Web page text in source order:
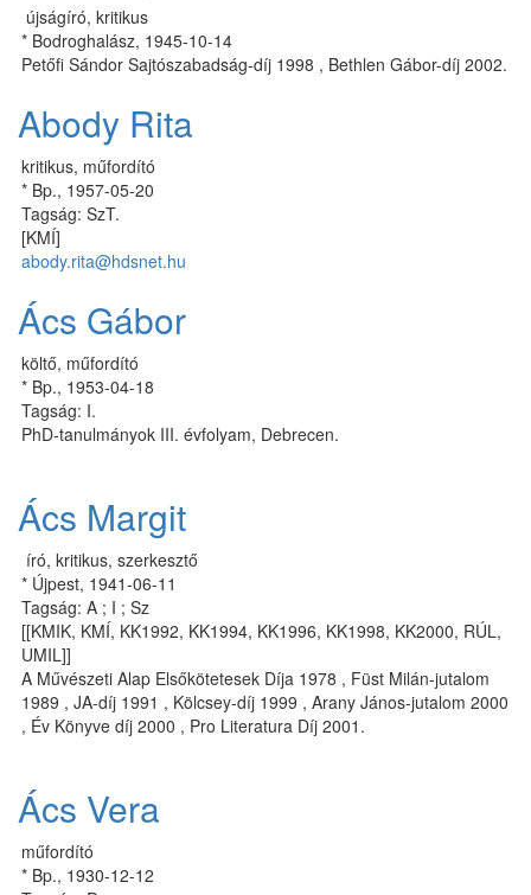
újságíró, kritikus
* Bodroghalász, 1945-10-14
Petőfi Sándor Sajtószabadság-díj 1998 , Bethlen Gábor-díj 2002.
Abody Rita
kritikus, műfordító
* Bp., 1957-05-20
Tagság: SzT.
[KMÍ]
abody.rita@hdsnet.hu
Ács Gábor
költő, műfordító
* Bp., 1953-04-18
Tagság: I.
PhD-tanulmányok III. évfolyam, Debrecen.
Ács Margit
író, kritikus, szerkesztő
* Újpest, 1941-06-11
Tagság: A ; I ; Sz
[[KMIK, KMÍ, KK1992, KK1994, KK1996, KK1998, KK2000, RÚL,
UMIL]]
A Művé­sze­ti Alap El­sőkö­te­te­sek Dí­ja 1978 , Füst Milán-ju­ta­lom
1989 , JA-díj 1991 , Kölcsey-díj 1999 , Arany János-jutalom 2000
, Év Könyve díj 2000 , Pro Literatura Díj 2001.
Ács Vera
műfordító
* Bp., 1930-12-12